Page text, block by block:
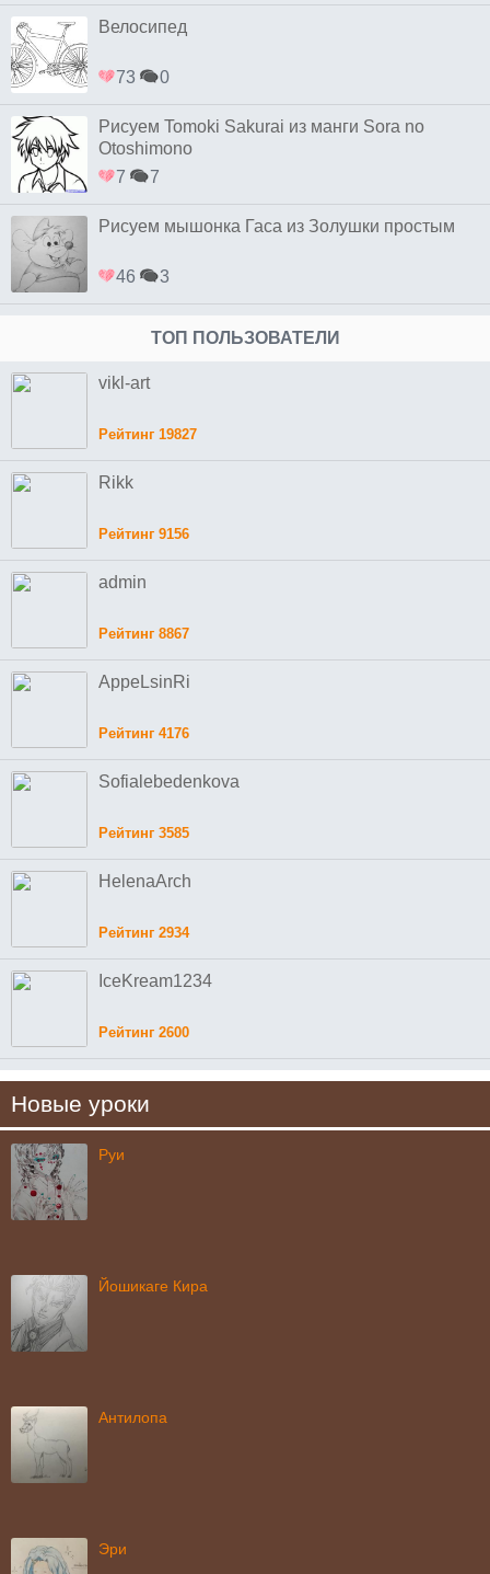
Велосипед
73 0
Рисуем Tomoki Sakurai из манги Sora no
Otoshimono
7
7
Рисуем мышонка Гаса из Золушки простым
46 3
ТОП ПОЛЬЗОВАТЕЛИ
vikl-art
Рейтинг 19827
Rikk
Рейтинг 9156
admin
Рейтинг 8867
AppeLsinRi
Рейтинг 4176
Sofialebedenkova
Рейтинг 3585
HelenaArch
Рейтинг 2934
IceKream1234
Рейтинг 2600
Новые уроки
Руи
Йошикаге Кира
Антилопа
Эри